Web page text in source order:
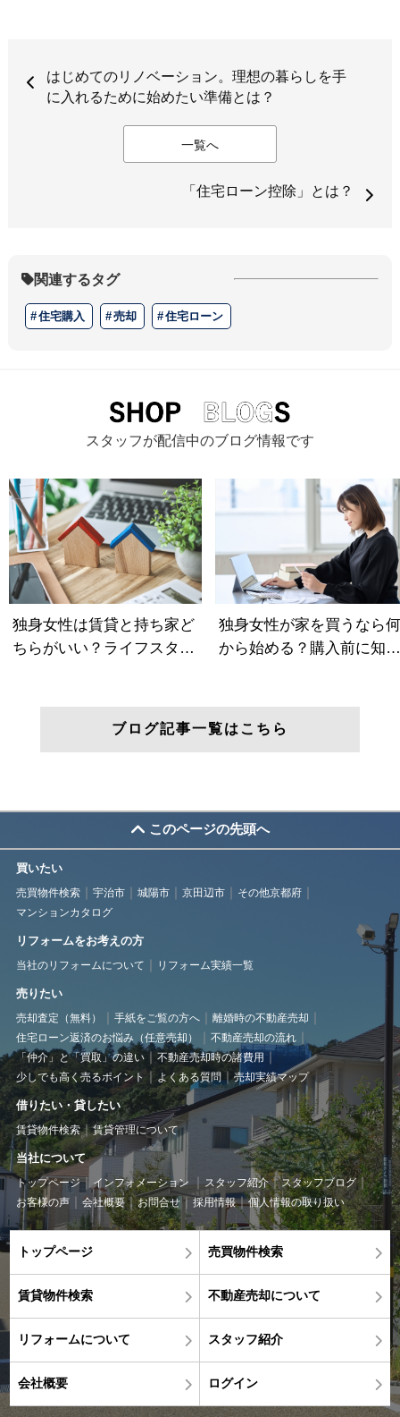
はじめてのリノベーション。理想の暮らしを手
に入れるために始めたい準備とは？
一覧へ
「住宅ローン控除」とは？
関連するタグ
住宅購入 売却 住宅ローン
スタッフが配信中のブログ情報です
ブログ記事一覧はこちら
このページの先頭へ
買いたい
売買物件検索 宇治市 城陽市 京田辺市
その他京都府
マンションカタログ
リフォームをお考えの方
当社のリフォームについて リフォーム実績一覧
売りたい
売却査定（無料） 手紙をご覧の方へ
離婚時の不動産売却
住宅ローン返済のお悩み（任意売却）
不動産売却の流れ
「仲介」と「買取」の違い
不動産売却時の諸費用
少しでも高く売るポイント
よくある質問 売却実績マップ
借りたい・貸したい
賃貸物件検索 賃貸管理について
当社について
トップページ インフォメーション スタッフ紹介
スタッフブログ
お客様の声
会社概要 お問合せ 採用情報 個人情報の取り扱い
トップページ 売買物件検索
賃貸物件検索 不動産売却について
リフォームについて スタッフ紹介
会社概要 ログイン